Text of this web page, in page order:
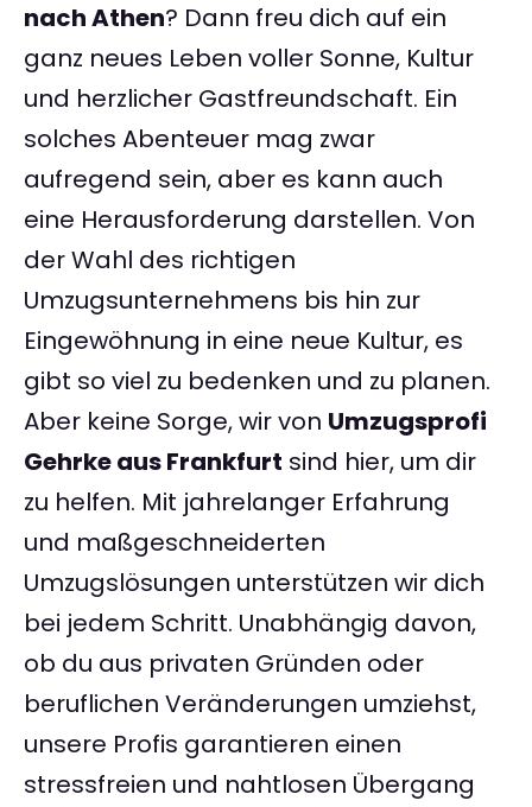
nach Athen? Dann freu dich auf ein
ganz neues Leben voller Sonne, Kultur
und herzlicher Gastfreundschaft. Ein
solches Abenteuer mag zwar
aufregend sein, aber es kann auch
eine Herausforderung darstellen. Von
der Wahl des richtigen
Umzugsunternehmens bis hin zur
Eingewöhnung in eine neue Kultur, es
gibt so viel zu bedenken und zu planen.
Aber keine Sorge, wir von Umzugsprofi
Gehrke aus Frankfurt sind hier, um dir
zu helfen. Mit jahrelanger Erfahrung
und maßgeschneiderten
Umzugslösungen unterstützen wir dich
bei jedem Schritt. Unabhängig davon,
ob du aus privaten Gründen oder
beruflichen Veränderungen umziehst,
unsere Profis garantieren einen
stressfreien und nahtlosen Übergang